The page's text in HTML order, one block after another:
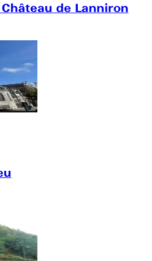
de Lanniron